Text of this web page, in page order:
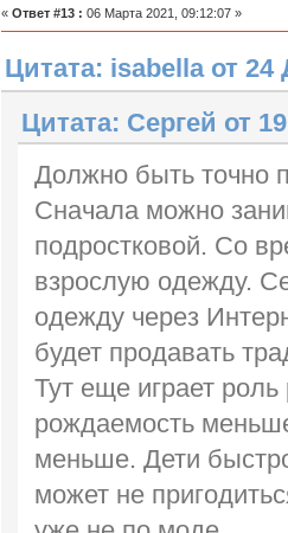
« Ответ #13 : 06 Марта 2021, 09:12:07 »
Цитата: isabella от 24
Цитата: Сергей от
Должно быть точно
Сначала можно
подростковой. Со
взрослую одежду.
одежду через
будет продавать
Тут еще играет
рождаемость
меньше. Дети
может не